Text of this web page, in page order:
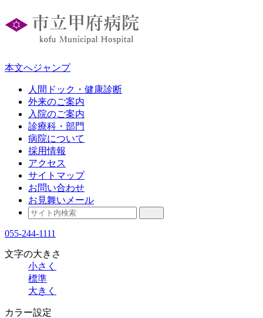
本文へジャンプ
人間ドック・健康診断
外来のご案内
入院のご案内
診療科・部門
病院について
採用情報
アクセス
サイトマップ
お問い合わせ
お見舞いメール
055-244-1111
文字の大きさ
小さく
標準
大きく
カラー設定